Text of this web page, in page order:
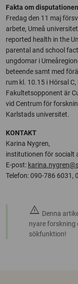
Fakta om disputationen
Fredag den 11 maj
arbete, Umeå
reported health in the
parental and school
ungdomar i
beteende samt med
rum kl. 10.15 i Hörsal
Fakultetsopponent är
vid Centrum för
Karlstads universitet.
KONTAKT
Karina Nygren,
institutionen för socialt
E-post:
Telefon: 090-786 6031,
warning Denna
nyare forskning
sökfunktion!